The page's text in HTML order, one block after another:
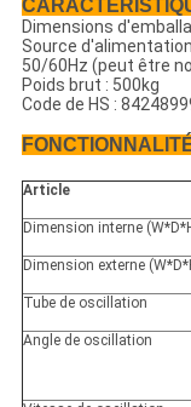
Dimensions
Source
50/60Hz (peut être
Poids brut : 500kg
Code de HS :
Article
Dimension interne
Dimension externe
Tube de oscillation
Angle de oscillation